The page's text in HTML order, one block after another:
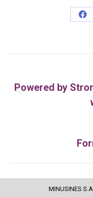
Powered by
MINUSINES